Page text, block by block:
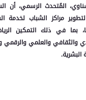
المُتحدث الرسمي، أن
مراكز الشباب لخدمة
بما في ذلك التمكين
والثقافي والعلمي
البشرية.